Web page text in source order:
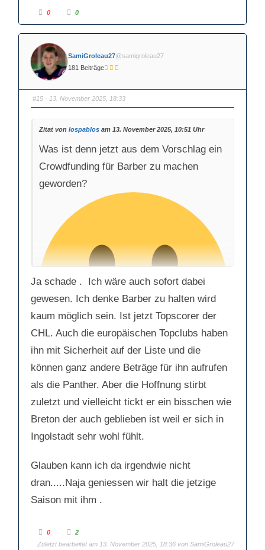
k
c
k
e
n
f
ü
D
a
u
m
n
h
u
n
t
n
.
0
k
e
f
D
a
u
m
n
h
o
e
.
0
SamiGroleau27@samigroleau27
181 Beiträge
#15 · 13. November 2025, 18:33
Zitat von lospablos am 13. November 2025, 10:51 Uhr
Was ist denn jetzt aus dem Vorschlag ein
Crowdfunding für Barber zu machen
geworden?
Ich würde definitiv meinen Anteil
beisteuern!
Ja schade . Ich wäre auch sofort dabei
gewesen. Ich denke Barber zu halten wird
kaum möglich sein. Ist jetzt Topscorer der
CHL. Auch die europäischen Topclubs haben
ihn mit Sicherheit auf der Liste und die
können ganz andere Beträge für ihn aufrufen
als die Panther. Aber die Hoffnung stirbt
zuletzt und vielleicht tickt er ein bisschen wie
Breton der auch geblieben ist weil er sich in
Ingolstadt sehr wohl fühlt.
Glauben kann ich da irgendwie nicht
dran.....Naja geniessen wir halt die jetzige
Saison mit ihm .
k
0
k
2
Zuletzt bearbeitet am 13. November 2025, 18:36 von SamiGroleau27